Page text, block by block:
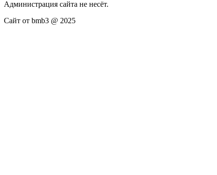
Администрация сайта не несёт.
Сайт от bmb3 @ 2025